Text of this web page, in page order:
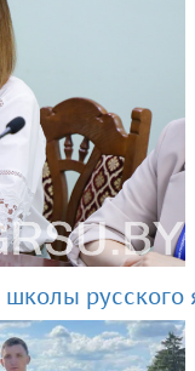
русского